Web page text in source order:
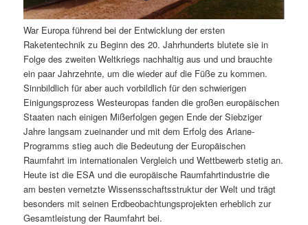
n
h
a
l
t
s
p
r
n
I
n
h
a
l
t
s
War Europa führend bei der Entwicklung der ersten
Raketentechnik zu Beginn des 20. Jahrhunderts blutete sie in
Folge des zweiten Weltkriegs nachhaltig aus und und brauchte
ein paar Jahrzehnte, um die wieder auf die Füße zu kommen.
Sinnbildlich für aber auch vorbildlich für den schwierigen
Einigungsprozess Westeuropas fanden die großen europäischen
Staaten nach einigen Mißerfolgen gegen Ende der Siebziger
Jahre langsam zueinander und mit dem Erfolg des Ariane-
Programms stieg auch die Bedeutung der Europäischen
Raumfahrt im internationalen Vergleich und Wettbewerb stetig an.
Heute ist die ESA und die europäische Raumfahrtindustrie die
am besten vernetzte Wissensschaftsstruktur der Welt und trägt
besonders mit seinen Erdbeobachtungsprojekten erheblich zur
Gesamtleistung der Raumfahrt bei.